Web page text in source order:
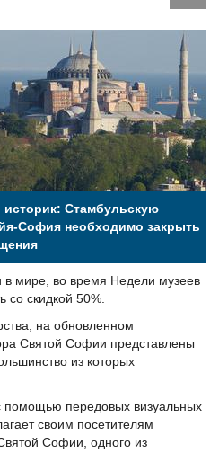
историк: Стамбульскую
София необходимо закрыть
в мире, во время Недели музеев
со скидкой 50%.
на обновленном
Святой Софии представлены
из которых
помощью передовых визуальных
своим посетителям
Софии, одного из